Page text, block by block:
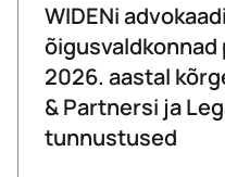
WIDENi
õigusvaldkonnad
2026. aastal
& Partnersi ja
tunnustused